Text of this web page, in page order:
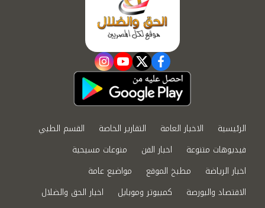
facebook
twitter
youtube
instagram
الرئيسية الاخبار العامة التقارير الخاصة
القسم الطبي
فيديوهات متنوعة
اخبار الفن
منوعات مسيحية
اخبار الرياضة
مطبخ الموقع
مواضيع عامة
الاقتصاد والبورصة
كمبيوتر وموبايل
اخبار الحق والضلال